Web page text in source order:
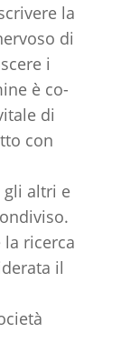
la
di
i
è co-
di
con
gli altri e
ricerca
il